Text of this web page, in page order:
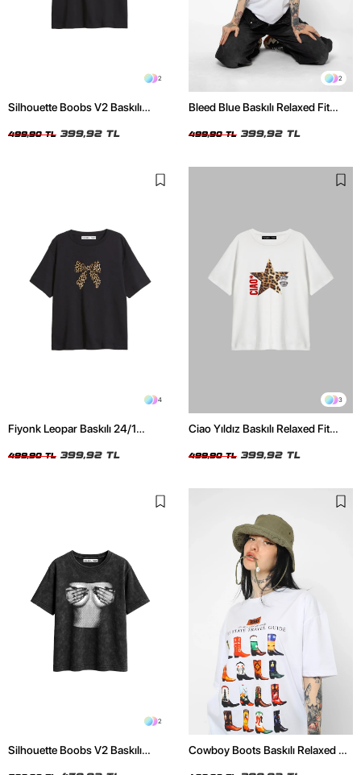
2
Silhouette Boobs V2 Baskılı
499,90 TL 399,92 TL
2
Bleed Blue Baskılı Relaxed Fit
499,90 TL 399,92 TL
4
Fiyonk Leopar Baskılı 24/1
Tshirt
499,90 TL 399,92 TL
3
Ciao Yıldız Baskılı Relaxed Fit
499,90 TL 399,92 TL
2
Silhouette Boobs V2 Baskılı
Cowboy Boots Baskılı Relaxed Fit